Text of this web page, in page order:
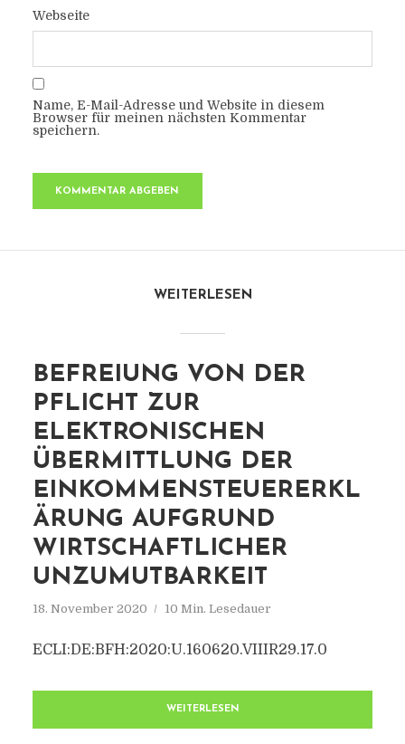
Webseite
Name, E-Mail-Adresse und Website in diesem
Browser für meinen nächsten Kommentar
speichern.
WEITERLESEN
BEFREIUNG VON DER
PFLICHT ZUR
ELEKTRONISCHEN
ÜBERMITTLUNG DER
EINKOMMENSTEUERERKL
ÄRUNG AUFGRUND
WIRTSCHAFTLICHER
UNZUMUTBARKEIT
18. November 2020 10 Min. Lesedauer
ECLI:DE:BFH:2020:U.160620.VIIIR29.17.0
WEITERLESEN